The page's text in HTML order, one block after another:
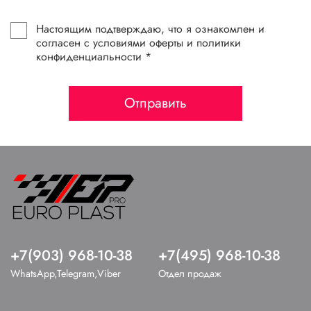
Настоящим подтверждаю, что я ознакомлен и
согласен с условиями оферты и политики
конфиденциальности *
Отправить
+7(903) 968-10-38
WhatsApp,Telegram,Viber
+7(495) 968-10-38
Отдел продаж